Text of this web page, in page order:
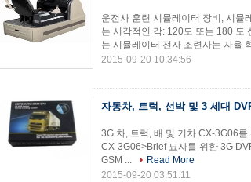
운전사 훈련 시뮬레이터 장비, 시뮬
는 시각적인 각: 120도 또는 180 도
는 시뮬레이터 전자 조련사는 자율
2015-09-20 10:34:56
자동차, 트럭, 선박 및 3 세대
3G 차, 트럭, 배 및 기차 CX-3G06
CX-3G06>Brief 묘사를 위한 3G
GSM ...
Read More
2015-09-20 03:51:11